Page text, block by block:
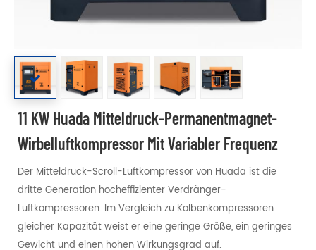
11 KW Huada Mitteldruck-Permanentmagnet-
Wirbelluftkompressor Mit Variabler Frequenz
Der Mitteldruck-Scroll-Luftkompressor von Huada ist die
dritte Generation hocheffizienter Verdränger-
Luftkompressoren. Im Vergleich zu Kolbenkompressoren
gleicher Kapazität weist er eine geringe Größe, ein geringes
Gewicht und einen hohen Wirkungsgrad auf.